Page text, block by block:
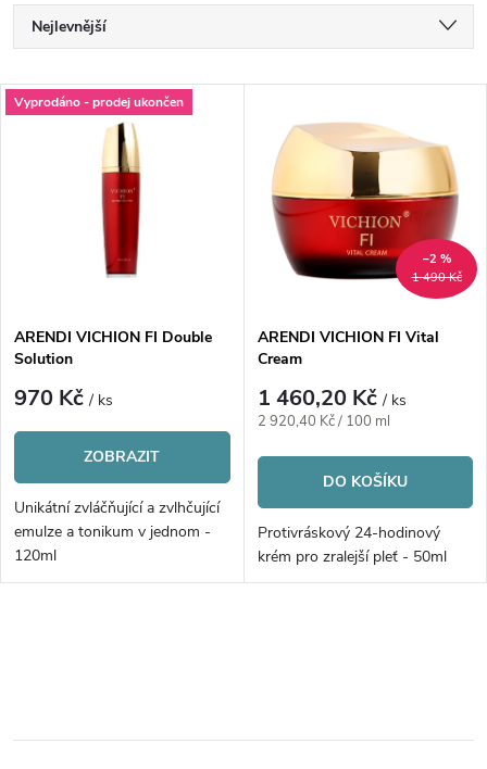
Ř
a
p
r
o
d
u
ů
Nejlevnější
Nejprodávanější
V
s
p
r
o
d
u
Vyprodáno - prodej ukončen
ARENDI VICHION FI Double
Solution
970 Kč/ ks
ZOBRAZIT
Unikátní zvláčňující a zvlhčující
emulze a tonikum v jednom -
120ml
1 490 Kč
–2 %
ARENDI VICHION FI Vital
Cream
1 460,20 Kč/ ks
Měrná
2 920,40 Kč / 100 ml
DO KOŠÍKU
Protivráskový 24-hodinový
krém pro zralejší pleť - 50ml
l